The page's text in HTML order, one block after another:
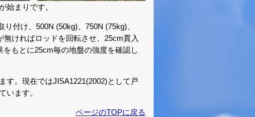
始まりです。
付け、500N (50kg)、750N (75kg)、
ければロッドを回転させ、25cm貫入
もとに25cm毎の地盤の強度を確認し
す。現在ではJISA1221(2002)として戸
います。
ページのTOPに戻る